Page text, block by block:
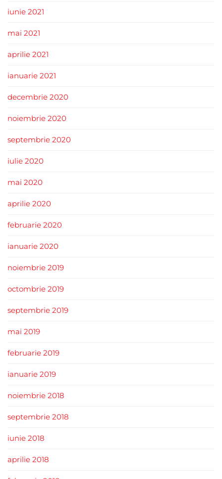
iunie 2021
mai 2021
aprilie 2021
ianuarie 2021
decembrie 2020
noiembrie 2020
septembrie 2020
iulie 2020
mai 2020
aprilie 2020
februarie 2020
ianuarie 2020
noiembrie 2019
octombrie 2019
septembrie 2019
mai 2019
februarie 2019
ianuarie 2019
noiembrie 2018
septembrie 2018
iunie 2018
aprilie 2018